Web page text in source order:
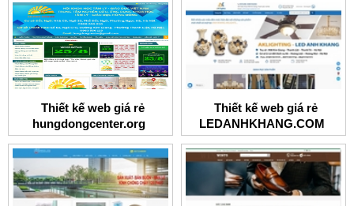
Thiết kế web giá rẻ
hungdongcenter.org
Thiết kế web giá rẻ
LEDANHKHANG.COM